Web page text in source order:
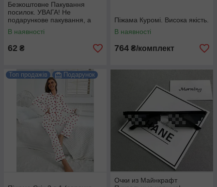
Безкоштовне Пакування
посилок. УВАГА! Не
подарункове пакування, а
просто пакування для пошти.
Читаємо Опис.
В наявності
62 ₴
Піжама Куромі. Висока якість.
В наявності
764 ₴/комплект
Топ продажів Подарунок
Очки из Майнкрафт